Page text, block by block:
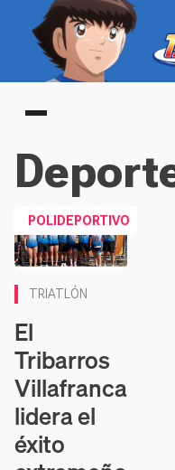
Main menu
POLIDEPORTIVO
TRIATLÓN
El
Tribarros
Villafranca
lidera el
éxito